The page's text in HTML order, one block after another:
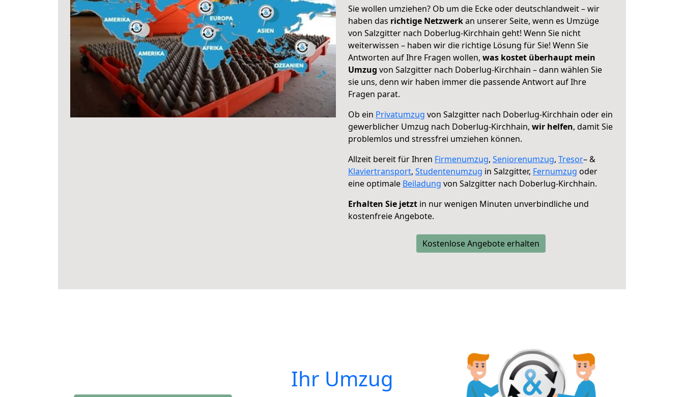
Sie wollen umziehen? Ob um die Ecke oder deutschlandweit – wir
haben das richtige Netzwerkan unserer Seite, wenn es Umzüge
von Salzgitter nach Doberlug-Kirchhain geht! Wenn Sie nicht
weiterwissen – haben wir die richtige Lösung für Sie! Wenn Sie
Antworten auf Ihre Fragen wollen, was kostet überhaupt mein
Umzug von Salzgitter nach Doberlug-Kirchhain – dann wählen Sie
sie uns, denn wir haben immer die passende Antwort auf Ihre
Fragen parat.
Ob ein Privatumzug von Salzgitter nach Doberlug-Kirchhain oder ein
gewerblicher Umzug nach Doberlug-Kirchhain, wir helfen, damit Sie
problemlos und stressfrei umziehen können.
Allzeit bereit für Ihren Firmenumzug, Seniorenumzug, Tresor– &
Klaviertransport, Studentenumzug in Salzgitter, Fernumzug oder
eine optimale Beiladung von Salzgitter nach Doberlug-Kirchhain.
Erhalten Sie jetzt in nur wenigen Minuten unverbindliche und
kostenfreie Angebote.
Kostenlose Angebote erhalten
Ihr Umzug